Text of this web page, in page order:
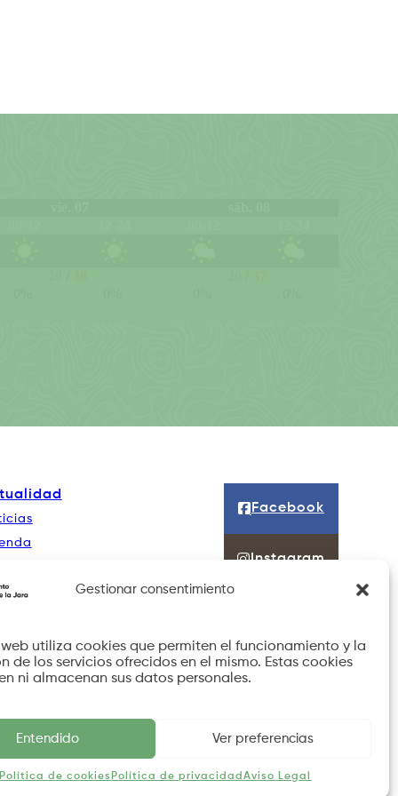
Gestionar consentimiento
web utiliza cookies que permiten el funcionamiento y la
de los servicios ofrecidos en el mismo. Estas cookies
ni almacenan sus datos personales.
Entendido Ver preferencias
Política de cookies Política de privacidadAviso Legal
Facebook
Instagram
privacidad Protección de datos